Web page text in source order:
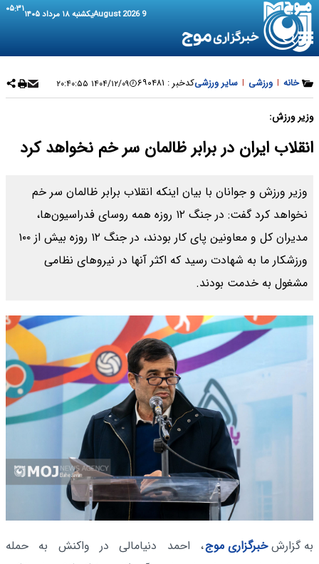
9 August 2026 یکشنبه ۱۸ مرداد ۱۴۰۵ ۰۵:۳۱
خانه | ورزشی | سایر ورزشیکدخبر : ۶۹۰۴۸۱ ۱۴۰۴/۱۲/۰۹ ۲۰:۴۰:۵۵
وزیر ورزش:
انقلاب ایران در برابر ظالمان سر خم نخواهد کرد
وزیر ورزش و جوانان با بیان اینکه انقلاب برابر ظالمان سر خم
نخواهد کرد گفت: در جنگ ۱۲ روزه همه روسای فدراسیون‌ها،
مدیران کل و معاونین پای کار بودند، در جنگ ۱۲ روزه بیش از ۱۰۰
ورزشکار ما به شهادت رسید که اکثر آنها در نیروهای نظامی
مشغول به خدمت بودند.
به گزارشخبرگزاری موج، احمد دنیامالی در واکنش به حمله